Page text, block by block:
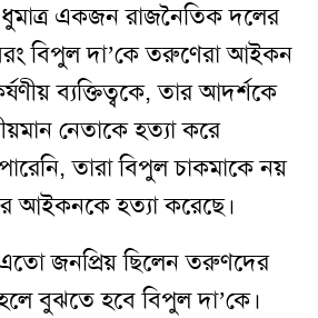
একজন রাজনৈতিক দলের
বিপুল দা’কে তরুণেরা আইকন
ব্যক্তিত্বকে, তার আদর্শকে
নেতাকে হত্যা করে
তারা বিপুল চাকমাকে নয়
আইকনকে হত্যা করেছে।
জনপ্রিয় ছিলেন তরুণদের
বুঝতে হবে বিপুল দা’কে।